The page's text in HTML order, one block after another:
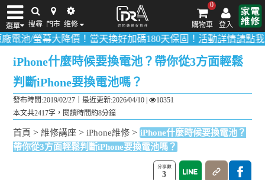
選單 搜尋 門市 维修 登入
0
購物車
iPhone維修/價格 筆電維修/價格 Android手機維修/價格 MacBook維修/價
大降價！當天換好加碼180天保固！活動詳情請點我！多數品
iPhone什麼時候要換電池？帶你從3方面輕鬆
判斷iPhone要換電池嗎？
發布時間:2019/02/27｜最近更新:2026/04/10 |
10351
本文共2417字，閱讀時間約8分鐘
首頁 >維修講座 >iPhone維修 > iPhone什麼時候要換電池？
帶你從3方面輕鬆判斷iPhone要換電池嗎？
3